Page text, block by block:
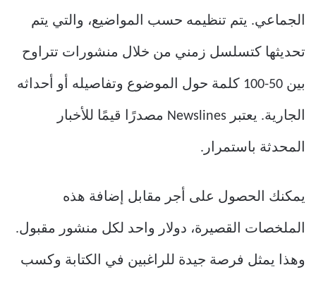
الجماعي. يتم تنظيمه حسب المواضيع، والتي يتم
تحديثها كتسلسل زمني من خلال منشورات تتراوح
بين 50-100 كلمة حول الموضوع وتفاصيله أو أحداثه
الجارية. يعتبر Newslines مصدرًا قيمًا للأخبار
المحدثة باستمرار.
يمكنك الحصول على أجر مقابل إضافة هذه
الملخصات القصيرة، دولار واحد لكل منشور مقبول.
وهذا يمثل فرصة جيدة للراغبين في الكتابة وكسب